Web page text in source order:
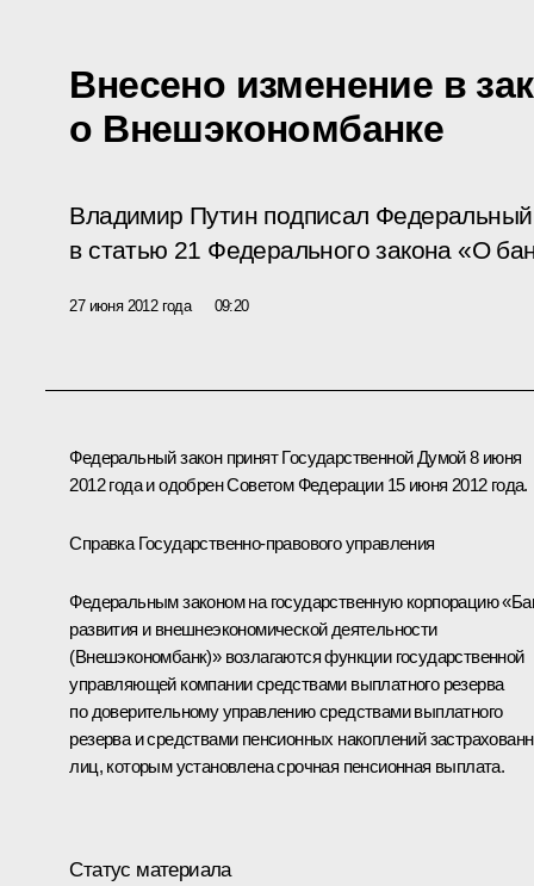
Внесено изменение в
о Внешэкономбанке
Владимир Путин подписал
в статью 21 Федерального закона «О
27 июня 2012 года 09:20
Федеральный закон принят Государственной Думой 8 июня
2012 года и одобрен Советом Федерации 15 июня 2012 года.
Справка Государственно-правового управления
Федеральным законом на государственную корпорацию
развития и внешнеэкономической деятельности
(Внешэкономбанк)» возлагаются функции государственной
управляющей компании средствами выплатного резерва
по доверительному управлению средствами выплатного
резерва и средствами пенсионных накоплений
лиц, которым установлена срочная пенсионная выплата.
Статус материала